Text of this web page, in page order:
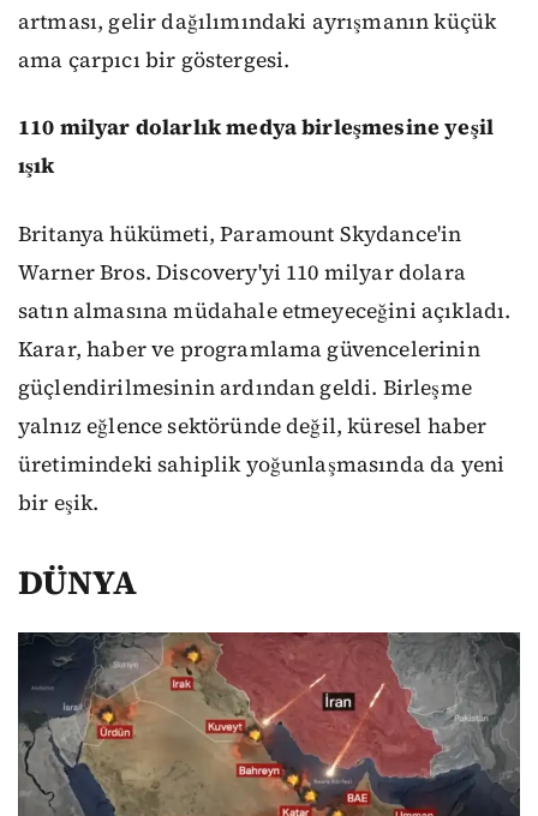
artması, gelir dağılımındaki ayrışmanın küçük
ama çarpıcı bir göstergesi.
110 milyar dolarlık medya birleşmesine yeşil
ışık
Britanya hükümeti, Paramount Skydance'in
Warner Bros. Discovery'yi 110 milyar dolara
satın almasına müdahale etmeyeceğini açıkladı.
Karar, haber ve programlama güvencelerinin
güçlendirilmesinin ardından geldi. Birleşme
yalnız eğlence sektöründe değil, küresel haber
üretimindeki sahiplik yoğunlaşmasında da yeni
bir eşik.
DÜNYA